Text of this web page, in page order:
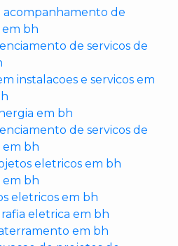
de
bh
de servicos de
instalacoes e servicos em
em bh
de servicos de
em bh
eletricos em bh
em bh
eletricos em bh
eletrica em bh
em bh